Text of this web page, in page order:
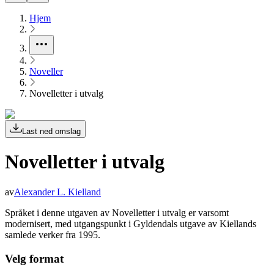
Hjem
Noveller
Novelletter i utvalg
Last ned omslag
Novelletter i utvalg
avAlexander L. Kielland
Språket i denne utgaven av Novelletter i utvalg er varsomt
modernisert, med utgangspunkt i Gyldendals utgave av Kiellands
samlede verker fra 1995.
Velg format